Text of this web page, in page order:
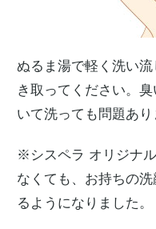
ぬるま湯で軽く洗い
き取ってください。
いて洗っても問題あり
※シスペラ オリジナ
なくても、お持ちの
るようになりました。